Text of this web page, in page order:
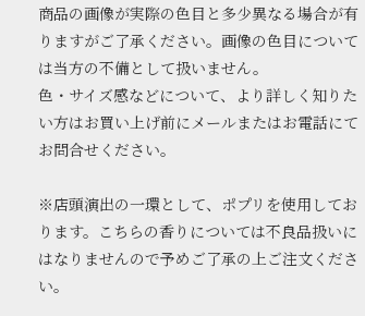
商品の画像が実際の色目と多少異なる場合が有
りますがご了承ください。画像の色目について
は当方の不備として扱いません。
色・サイズ感などについて、より詳しく知りた
い方はお買い上げ前にメールまたはお電話にて
お問合せください。
※店頭演出の一環として、ポプリを使用してお
ります。こちらの香りについては不良品扱いに
はなりませんので予めご了承の上ご注文くださ
い。